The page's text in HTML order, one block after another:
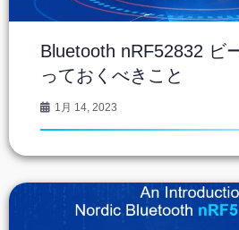
Bluetooth nRF52832 ビ
っておくべきこと
1月 14, 2023